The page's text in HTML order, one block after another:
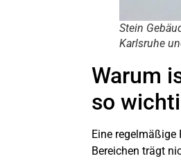
Stein
Karlsruhe
Warum
so
Eine regelmäßige
Bereichen trägt